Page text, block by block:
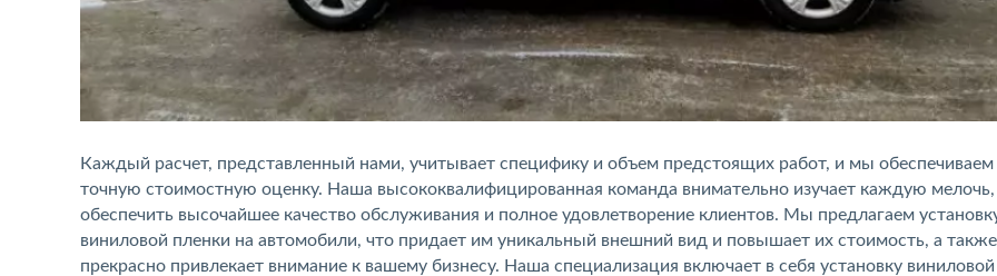
Каждый расчет, представленный нами, учитывает специфику и объем предстоящих работ, и мы обеспечиваем
точную стоимостную оценку. Наша высококвалифицированная команда внимательно изучает каждую
обеспечить высочайшее качество обслуживания и полное удовлетворение клиентов. Мы предлагаем
виниловой пленки на автомобили, что придает им уникальный внешний вид и повышает их стоимость, а также
прекрасно привлекает внимание к вашему бизнесу. Наша специализация включает в себя установку виниловой